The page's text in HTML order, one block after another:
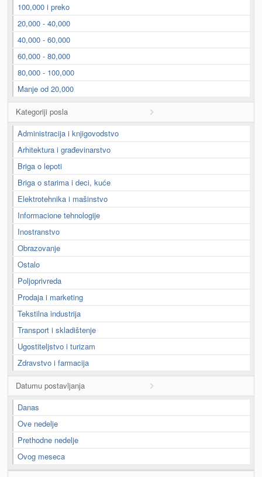
100,000 i preko
20,000 - 40,000
40,000 - 60,000
60,000 - 80,000
80,000 - 100,000
Manje od 20,000
Kategoriji posla
Administracija i knjigovodstvo
Arhitektura i građevinarstvo
Briga o lepoti
Briga o starima i deci, kuće
Elektrotehnika i mašinstvo
Informacione tehnologije
Inostranstvo
Obrazovanje
Ostalo
Poljoprivreda
Prodaja i marketing
Tekstilna industrija
Transport i skladištenje
Ugostiteljstvo i turizam
Zdravstvo i farmacija
Datumu postavljanja
Danas
Ove nedelje
Prethodne nedelje
Ovog meseca